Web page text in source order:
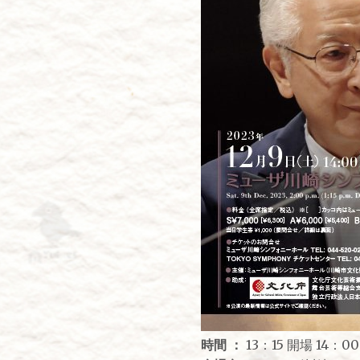
時間 ：13：15 開場 14：